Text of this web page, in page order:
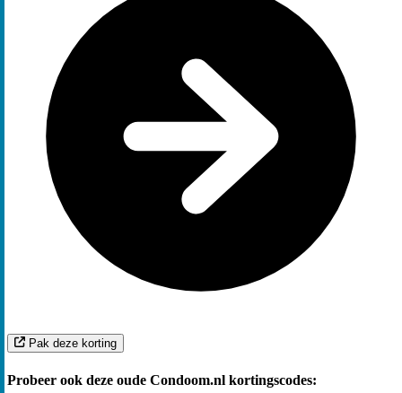
Pak deze korting
Probeer ook deze oude Condoom.nl kortingscodes: